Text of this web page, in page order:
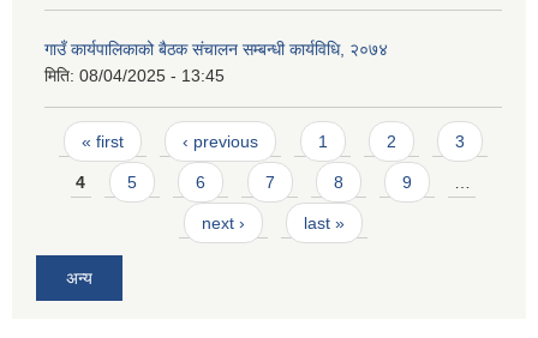
गाउँ कार्यपालिकाको बैठक संचालन सम्बन्धी कार्यविधि, २०७४
मिति: 08/04/2025 - 13:45
Pages
« first ‹ previous 1 2 3
4 5 6 7 8 9
next › last »
अन्य